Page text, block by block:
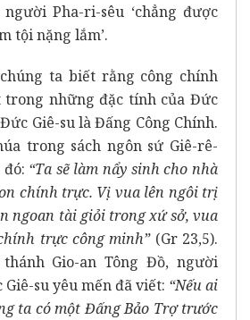
người Pha-ri-sêu ‘chẳng được
tội nặng lắm’.
ta biết rằng công chính
trong những đặc tính của Đức
Giê-su là Đấng Công Chính.
trong sách ngôn sứ Giê-rê-
“Ta sẽ làm nẩy sinh cho nhà
chính trực. Vị vua lên ngôi trị
ngoan tài giỏi trong xứ sở, vua
trực công minh”(Gr 23,5).
Gio-an Tông Đồ, người
su yêu mến đã viết: “Nếu ai
ta có một Đấng Bảo Trợ trước